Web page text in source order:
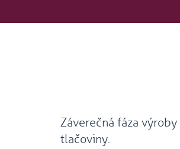
Záverečná fáza
tlačoviny.